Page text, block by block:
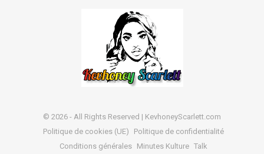
© 2026 - All Rights Reserved | KevhoneyScarlett.com
Politique de cookies (UE)
Politique de confidentialité
Conditions générales Minutes Kulture Talk